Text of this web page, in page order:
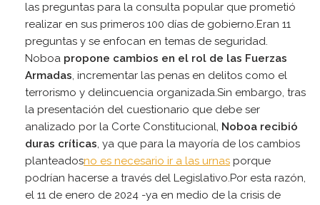
las preguntas para la consulta popular que prometió
realizar en sus primeros 100 días de gobierno.Eran 11
preguntas y se enfocan en temas de seguridad.
Noboa propone cambios en el rol de las Fuerzas
Armadas, incrementar las penas en delitos como el
terrorismo y delincuencia organizada.Sin embargo, tras
la presentación del cuestionario que debe ser
analizado por la Corte Constitucional, Noboa recibió
duras críticas, ya que para la mayoría de los cambios
planteadosno es necesario ir a las urnas porque
podrían hacerse a través del Legislativo.Por esta razón,
el 11 de enero de 2024 -ya en medio de la crisis de